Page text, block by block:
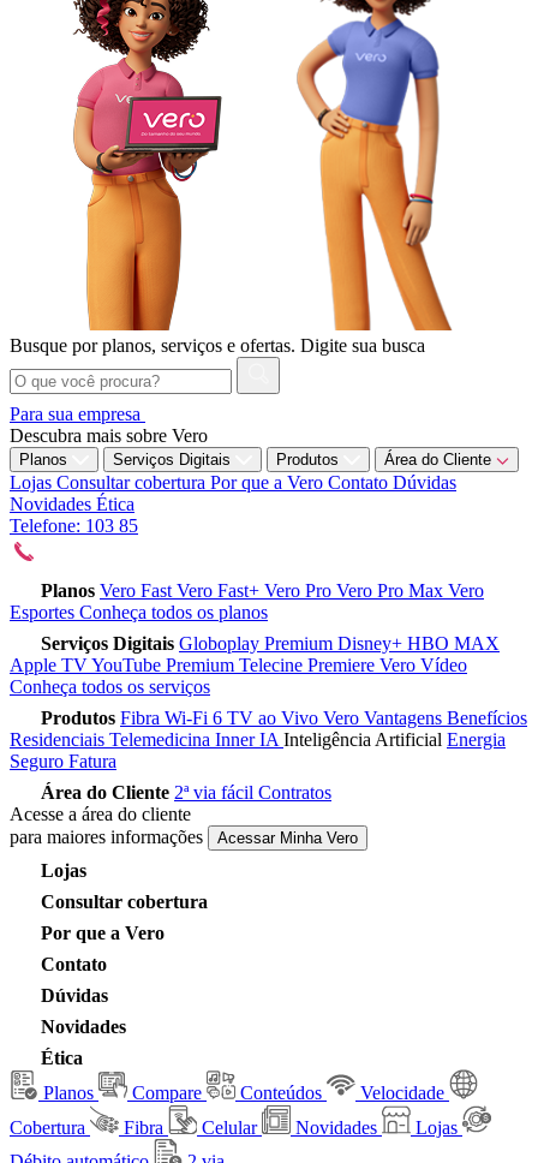
Busque por planos, serviços e ofertas. Digite sua busca
Para sua empresa
Descubra mais sobre Vero
Planos Serviços Digitais Produtos Área do Cliente
Lojas Consultar cobertura Por que a Vero Contato Dúvidas
Novidades Ética
Telefone: 103 85
Planos Vero Fast Vero Fast+ Vero Pro Vero Pro Max Vero
Esportes Conheça todos os planos
Serviços Digitais Globoplay Premium Disney+ HBO MAX
Apple TVYouTube Premium Telecine Premiere Vero Vídeo
Conheça todos os serviços
Produtos Fibra Wi-Fi 6 TV ao Vivo Vero Vantagens Benefícios
Residenciais Telemedicina Inner IA Inteligência Artificial Energia
Seguro Fatura
Área do Cliente 2ª via fácil Contratos
Acesse a área do cliente
para maiores informações
Acessar Minha Vero
Lojas
Consultar cobertura
Por que a Vero
Contato
Dúvidas
Novidades
Ética
Planos
Compare Conteúdos
Velocidade
Cobertura
Fibra Celular Novidades
Lojas